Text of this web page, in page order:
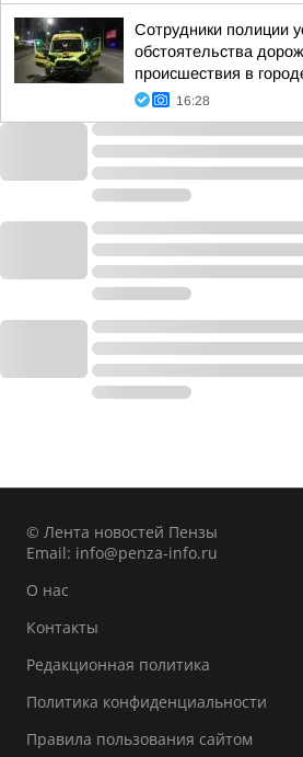
Сотрудники полиции
обстоятельства
происшествия в
16:28
© Лента новостей Пензы
Email: info@penza-info.ru
О нас
Контакты
Редакционная политика
Политика конфиденциальности
Правила пользования сайтом